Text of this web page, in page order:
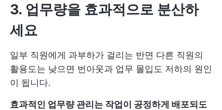
3. 업무량을 효과적으로 분산하
세요
일부 직원에게 과부하가 걸리는 반면 다른 직원의
활용도는 낮으면 번아웃과 업무 몰입도 저하의 원인
이 됩니다.
효과적인 업무량 관리는 작업이 공정하게 배포되도